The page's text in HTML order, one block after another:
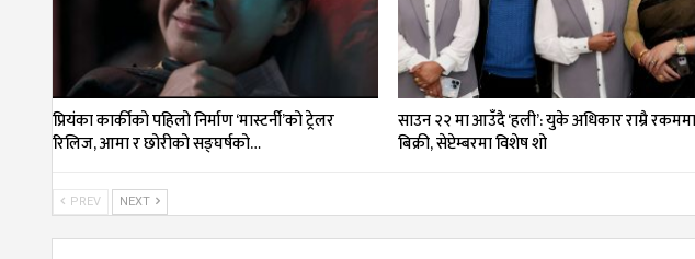
प्रियंका कार्कीको पहिलो निर्माण ‘मास्टर्नी’को ट्रेलर
रिलिज, आमा र छोरीको सङ्घर्षको…
साउन २२ मा आउँदै ‘हली’: युके अधिकार राम्रै रकममा
बिक्री, सेप्टेम्बरमा विशेष शो
PREV NEXT